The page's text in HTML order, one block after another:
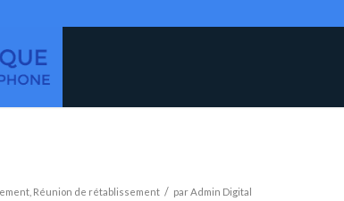
Réunion de rétablissement / parAdmin Digital